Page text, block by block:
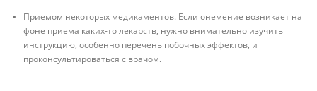
Приемом некоторых медикаментов. Если онемение возникает на
фоне приема каких-то лекарств, нужно внимательно изучить
инструкцию, особенно перечень побочных эффектов, и
проконсультироваться с врачом.